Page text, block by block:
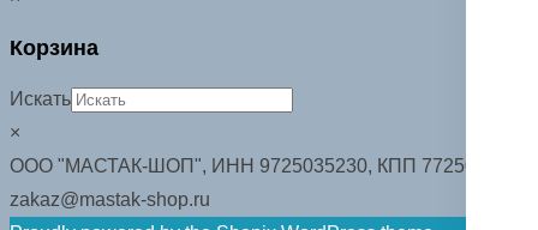
Корзина
Искать
×
ООО "МАСТАК-ШОП", ИНН 9725035230, КПП 772501001.
zakaz@mastak-shop.ru